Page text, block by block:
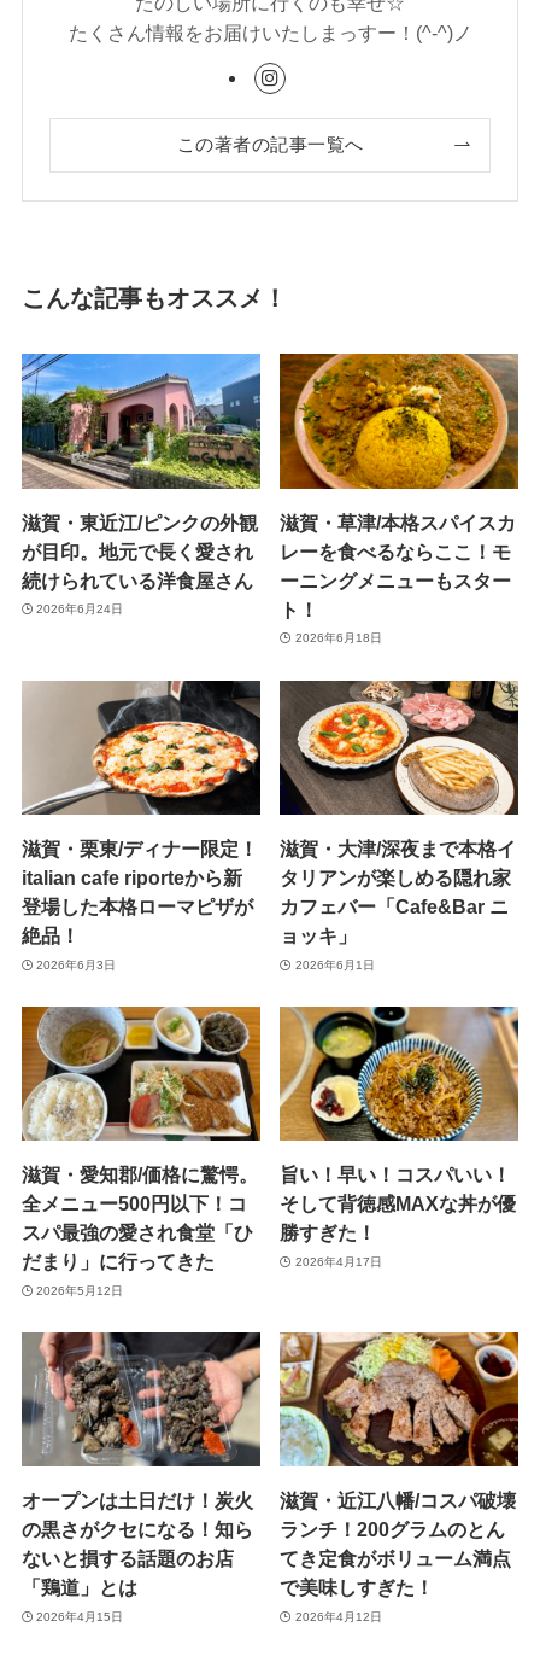
たくさん情報をお届けいたしまっすー！(^-^)ノ
この著者の記事一覧へ
こんな記事もオススメ！
滋賀・東近江/ピンクの外観
が目印。地元で長く愛され
続けられている洋食屋さん
2026年6月24日
滋賀・草津/本格スパイスカ
レーを食べるならここ！モ
ーニングメニューもスター
ト！
2026年6月18日
滋賀・栗東/ディナー限定！
italian cafe riporteから新
登場した本格ローマピザが
絶品！
2026年6月3日
滋賀・大津/深夜まで本格イ
タリアンが楽しめる隠れ家
カフェバー「Cafe&Bar ニ
ョッキ」
2026年6月1日
滋賀・愛知郡/価格に驚愕。
全メニュー500円以下！コ
スパ最強の愛され食堂「ひ
だまり」に行ってきた
2026年5月12日
旨い！早い！コスパいい！
そして背徳感MAXな丼が優
勝すぎた！
2026年4月17日
オープンは土日だけ！炭火
の黒さがクセになる！知ら
ないと損する話題のお店
「鶏道」とは
2026年4月15日
滋賀・近江八幡/コスパ破壊
ランチ！200グラムのとん
てき定食がボリューム満点
で美味しすぎた！
2026年4月12日